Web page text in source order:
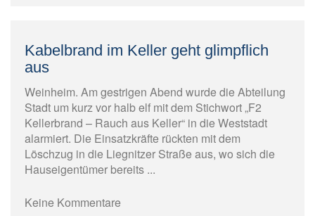
Kabelbrand im Keller geht glimpflich
aus
Weinheim. Am gestrigen Abend wurde die Abteilung
Stadt um kurz vor halb elf mit dem Stichwort „F2
Kellerbrand – Rauch aus Keller“ in die Weststadt
alarmiert. Die Einsatzkräfte rückten mit dem
Löschzug in die Liegnitzer Straße aus, wo sich die
Hauseigentümer bereits ...
Keine Kommentare